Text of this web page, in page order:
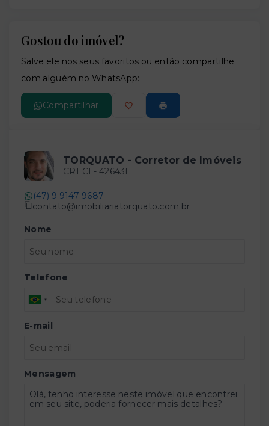
Gostou do imóvel?
Salve ele nos seus favoritos ou então compartilhe
com alguém no WhatsApp:
Compartilhar
TORQUATO - Corretor de Imóveis
CRECI - 42643f
(47) 9 9147-9687
contato@imobiliariatorquato.com.br
Nome
Telefone
E-mail
Mensagem